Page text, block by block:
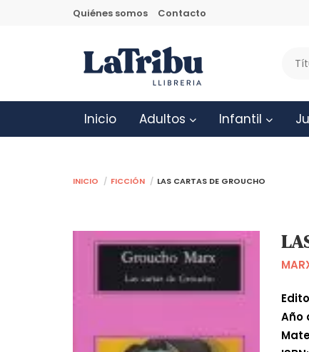
Quiénes somos Contacto
Inicio Adultos Infantil
Inicio Ficción LAS CARTAS DE GROUCHO
Año